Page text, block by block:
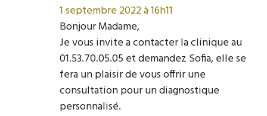
1 septembre 2022 à 16h11
Bonjour Madame,
Je vous invite a contacter la clinique au
01.53.70.05.05 et demandez Sofia, elle se
fera un plaisir de vous offrir une
consultation pour un diagnostique
personnalisé.